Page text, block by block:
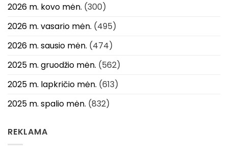
2026 m. kovo mėn. (300)
2026 m. vasario mėn. (495)
2026 m. sausio mėn. (474)
2025 m. gruodžio mėn. (562)
2025 m. lapkričio mėn. (613)
2025 m. spalio mėn. (832)
REKLAMA